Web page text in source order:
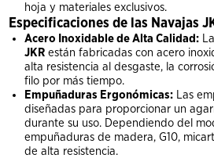
hoja y materiales exclusivos.
Especificaciones de las Navajas
Acero Inoxidable de Alta Calidad:
JKR están fabricadas con acero
alta resistencia al desgaste, la
filo por más tiempo.
Empuñaduras Ergonómicas: Las
diseñadas para proporcionar un
durante su uso. Dependiendo del
empuñaduras de madera, G10,
de alta resistencia.